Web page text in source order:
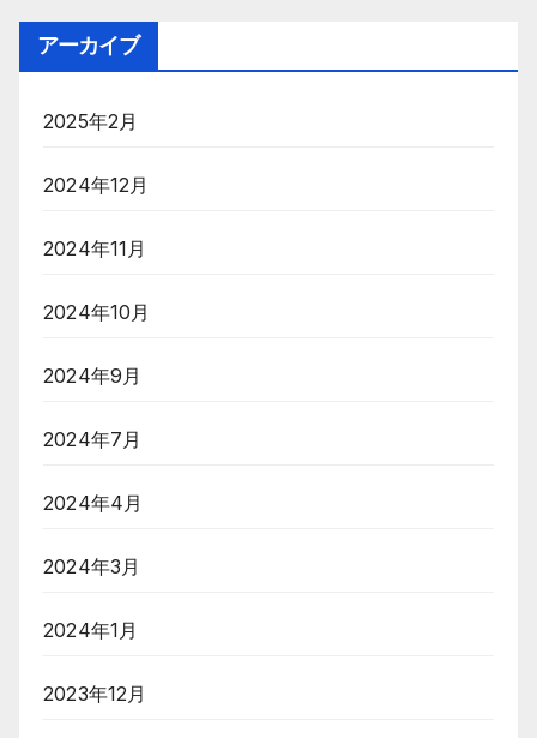
アーカイブ
2025年2月
2024年12月
2024年11月
2024年10月
2024年9月
2024年7月
2024年4月
2024年3月
2024年1月
2023年12月